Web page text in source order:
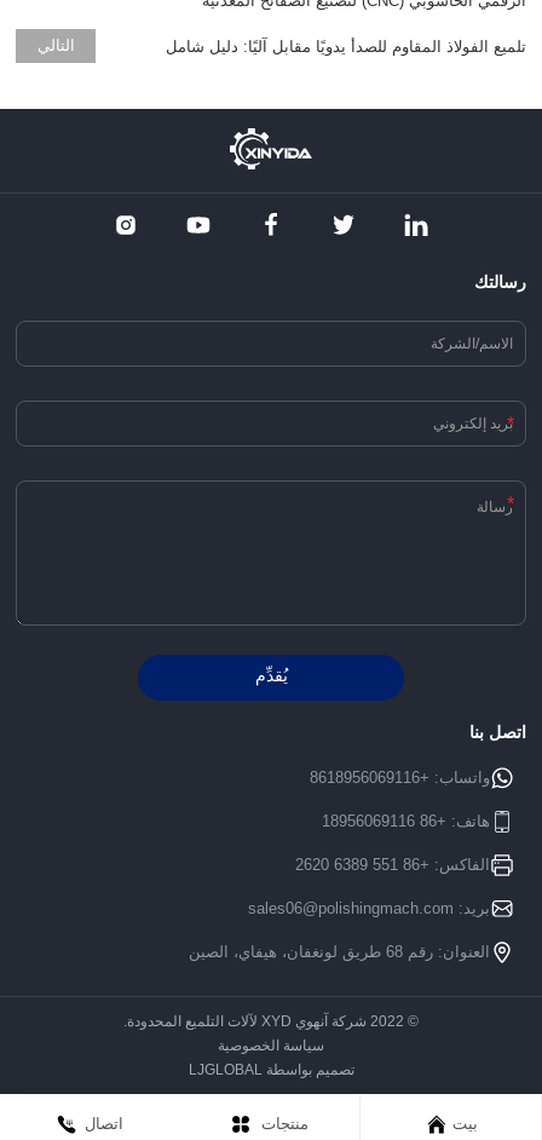
التالي تلميع الفولاذ المقاوم للصدأ يدويًا مقابل آليًا: دليل شامل
رسالتك
*
*
يُقدِّم
اتصل بنا
واتساب: +8618956069116
هاتف: +86 18956069116
الفاكس: +86 551 6389 2620
بريد: sales06@polishingmach.com
العنوان: رقم 68 طريق لونغفان، هيفاي، الصين
© 2022 شركة آنهوي XYD لآلات التلميع المحدودة.
سياسة الخصوصية
تصميم بواسطة LJGLOBAL
بيت منتجات اتصال